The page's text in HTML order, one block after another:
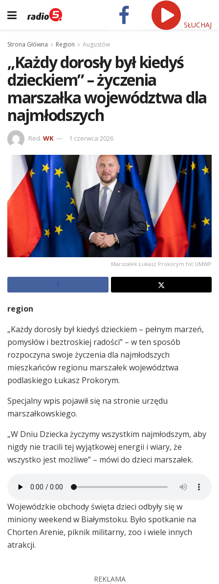
SŁUCHAJ
Strona Główna Region Augustów
„Każdy dorosły był kiedyś
dzieckiem” – życzenia
marszałka województwa dla
najmłodszych
Red. WK 1 czerwca 2026
Marszałek Łukasz Prokorym fot UMWP
region
„Każdy dorosły był kiedyś dzieckiem – pełnym marzeń,
pomysłów i beztroskiej radości” – w ten sposób
rozpoczyna swoje życzenia dla najmłodszych
mieszkańców regionu marszałek województwa
podlaskiego Łukasz Prokorym.
Specjalny wpis pojawił się na stronie urzędu
marszałkowskiego.
„W Dniu Dziecka życzymy wszystkim najmłodszym, aby
nigdy nie tracili tej wyjątkowej energii i wiary, że
wszystko jest możliwe” – mówi do dzieci marszałek.
Wojewódzkie obchody święta dzieci odbyły się w
miniony weekend w Białymstoku. Było spotkanie na
Chorten Arenie, piknik militarny, zoo i wiele innych
atrakcji.
REKLAMA